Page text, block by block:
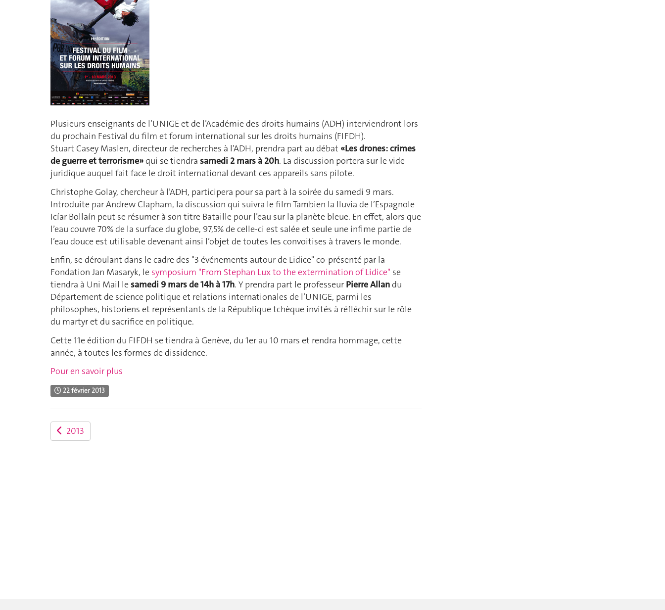
Plusieurs enseignants de l’UNIGE et de l’Académie des droits humains (ADH) interviendront lors
du prochain Festival du film et forum international sur les droits humains (FIFDH).
Stuart Casey Maslen, directeur de recherches à l’ADH, prendra part au débat «Les drones: crimes
de guerre et terrorisme» qui se tiendra samedi 2 mars à 20h. La discussion portera sur le vide
juridique auquel fait face le droit international devant ces appareils sans pilote.
Christophe Golay, chercheur à l’ADH, participera pour sa part à la soirée du samedi 9 mars.
Introduite par Andrew Clapham, la discussion qui suivra le film Tambien la lluvia de l’Espagnole
Icíar Bollaín peut se résumer à son titre Bataille pour l’eau sur la planète bleue. En effet, alors que
l’eau couvre 70% de la surface du globe, 97,5% de celle-ci est salée et seule une infime partie de
l’eau douce est utilisable devenant ainsi l’objet de toutes les convoitises à travers le monde.
Enfin, se déroulant dans le cadre des "3 événements autour de Lidice" co-présenté par la
Fondation Jan Masaryk, le symposium "From Stephan Lux to the extermination of Lidice" se
tiendra à Uni Mail le samedi 9 mars de 14h à 17h. Y prendra part le professeur Pierre Allan du
Département de science politique et relations internationales de l’UNIGE, parmi les
philosophes, historiens et représentants de la République tchèque invités à réfléchir sur le rôle
du martyr et du sacrifice en politique.
Cette 11e édition du FIFDH se tiendra à Genève, du 1er au 10 mars et rendra hommage, cette
année, à toutes les formes de dissidence.
Pour en savoir plus
22 février 2013
2013